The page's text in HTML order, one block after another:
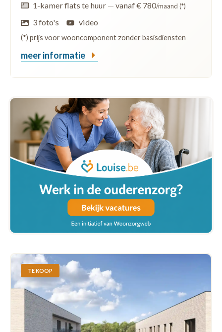
1-kamer flats te huur — vanaf € 780/maand (*)
3 foto's video
(*) prijs voor wooncomponent zonder basisdiensten
meer informatie
TE KOOP